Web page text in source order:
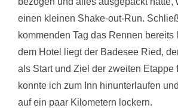
einen kleinen Shake-out-Run.
kommenden Tag das Rennen bereits
dem Hotel liegt der Badesee Ried,
als Start und Ziel der zweiten Etappe
konnte ich zum Inn hinunterlaufen
auf ein paar Kilometern lockern.